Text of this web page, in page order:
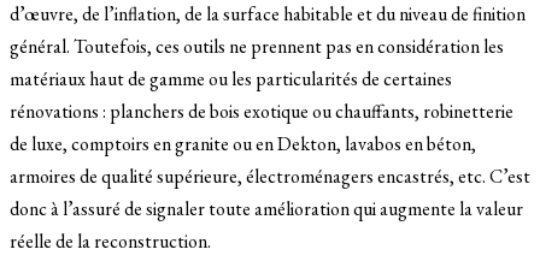
d’œuvre, de l’inflation, de la surface habitable et du niveau de finition
général. Toutefois, ces outils ne prennent pas en considération les
matériaux haut de gamme ou les particularités de certaines
rénovations : planchers de bois exotique ou chauffants, robinetterie
de luxe, comptoirs en granite ou en Dekton, lavabos en béton,
armoires de qualité supérieure, électroménagers encastrés, etc. C’est
donc à l’assuré de signaler toute amélioration qui augmente la valeur
réelle de la reconstruction.